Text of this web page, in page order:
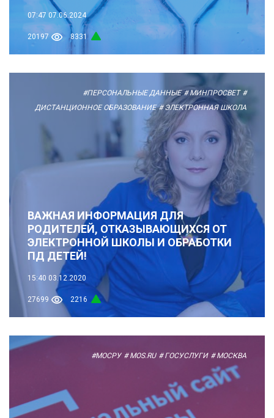
07:47 07.06.2024
20197 8331
#ПЕРСОНАЛЬНЫЕ ДАННЫЕ # МИНПРОСВЕТ #
ДИСТАНЦИОННОЕ ОБРАЗОВАНИЕ # ЭЛЕКТРОННАЯ ШКОЛА
ВАЖНАЯ ИНФОРМАЦИЯ ДЛЯ
РОДИТЕЛЕЙ, ОТКАЗЫВАЮЩИХСЯ ОТ
ЭЛЕКТРОННОЙ ШКОЛЫ И ОБРАБОТКИ
ПД ДЕТЕЙ!
15:40 03.12.2020
27699 2216
#МОСРУ # MOS.RU # ГОСУСЛУГИ # МОСКВА